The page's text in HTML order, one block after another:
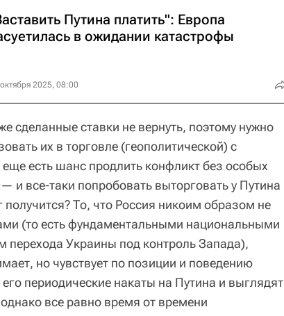
Путина платить": Европа
в ожидании катастрофы
2025, 08:00
сделанные ставки не вернуть, поэтому нужно
их в торговле (геополитической) с
есть шанс продлить конфликт без особых
и все-таки попробовать выторговать у Путина
получится? То, что Россия никоим образом не
(то есть фундаментальными национальными
Украины под контроль Запада),
но чувствует по позиции и поведению
периодические накаты на Путина и выглядят
все равно время от времени